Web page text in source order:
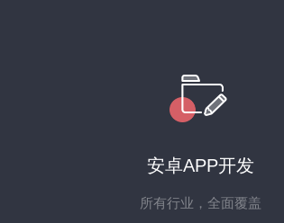
安卓APP开发
所有行业，全面覆盖